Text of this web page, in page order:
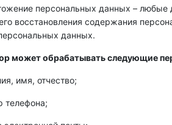
персональных данных – любые
восстановления содержания
данных.
может обрабатывать следующие
имя, отчество;
телефона;